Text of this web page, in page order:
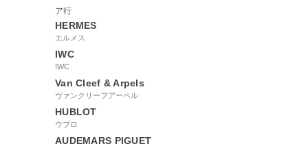
ア行
HERMES
エルメス
IWC
IWC
Van Cleef & Arpels
ヴァンクリーフアーペル
HUBLOT
ウブロ
AUDEMARS PIGUET